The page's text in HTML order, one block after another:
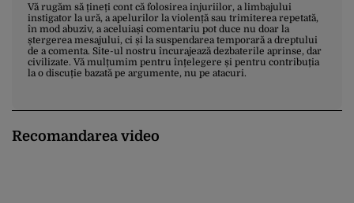
Vă rugăm să țineți cont că folosirea injuriilor, a limbajului
instigator la ură, a apelurilor la violență sau trimiterea repetată,
în mod abuziv, a aceluiași comentariu pot duce nu doar la
ștergerea mesajului, ci și la suspendarea temporară a dreptului
de a comenta. Site-ul nostru încurajează dezbaterile aprinse, dar
civilizate. Vă mulțumim pentru înțelegere și pentru contribuția
la o discuție bazată pe argumente, nu pe atacuri.
Recomandarea video